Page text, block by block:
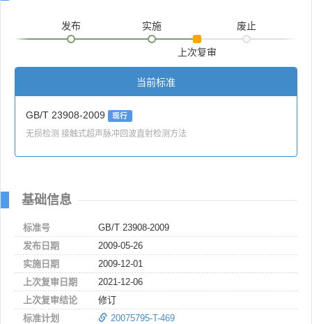
发布 实施
上次复审
废止
当前标准
GB/T 23908-2009 现行
无损检测 接触式超声脉冲回波直射检测方法
基础信息
标准号
GB/T 23908-2009
发布日期
2009-05-26
实施日期
2009-12-01
上次复审日期
2021-12-06
上次复审结论
修订
标准计划
20075795-T-469